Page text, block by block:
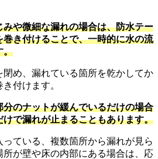
や微細な漏れの場合は、防水テー
き付けることで、一時的に水の流
。
め、漏れている箇所を乾かしてか
付けます。
のナットが緩んでいるだけの場合
で漏れが止まることもあります。
ている、複数箇所から漏れが見ら
が壁や床の内部にある場合は、応